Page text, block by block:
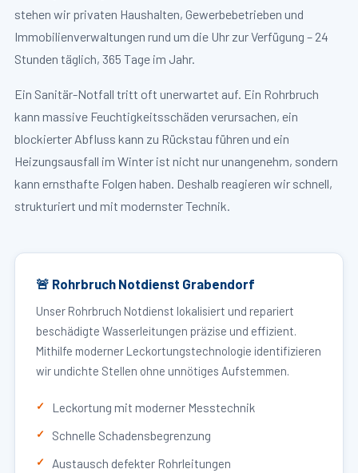
stehen wir privaten Haushalten, Gewerbebetrieben und
Immobilienverwaltungen rund um die Uhr zur Verfügung – 24
Stunden täglich, 365 Tage im Jahr.
Ein Sanitär-Notfall tritt oft unerwartet auf. Ein Rohrbruch
kann massive Feuchtigkeitsschäden verursachen, ein
blockierter Abfluss kann zu Rückstau führen und ein
Heizungsausfall im Winter ist nicht nur unangenehm, sondern
kann ernsthafte Folgen haben. Deshalb reagieren wir schnell,
strukturiert und mit modernster Technik.
🚨 Rohrbruch Notdienst Grabendorf
Unser Rohrbruch Notdienst lokalisiert und repariert
beschädigte Wasserleitungen präzise und effizient.
Mithilfe moderner Leckortungstechnologie identifizieren
wir undichte Stellen ohne unnötiges Aufstemmen.
Leckortung mit moderner Messtechnik
Schnelle Schadensbegrenzung
Austausch defekter Rohrleitungen